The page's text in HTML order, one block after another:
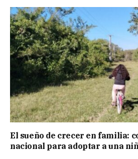
El sueño de crecer en familia:
nacional para adoptar a una